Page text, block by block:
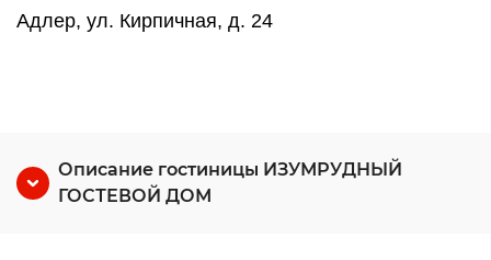
Адлер, ул. Кирпичная, д. 24
Описание гостиницы ИЗУМРУДНЫЙ
ГОСТЕВОЙ ДОМ